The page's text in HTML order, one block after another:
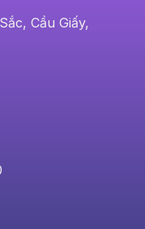
Cầu Giấy,